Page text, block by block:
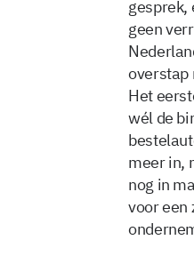
gesprek,
geen
overstap
Het
wél de
meer in,
nog in
voor een